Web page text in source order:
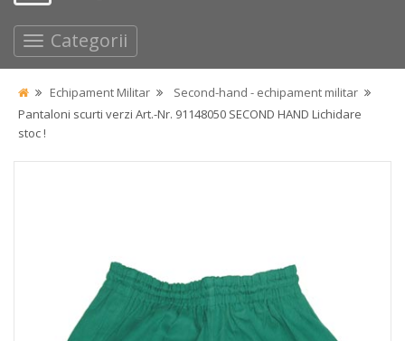
Categorii
Echipament Militar
Second-hand - echipament militar
Pantaloni scurti verzi Art.-Nr. 91148050 SECOND HAND Lichidare
stoc !